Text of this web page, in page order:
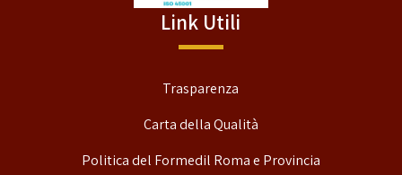
Link Utili
Trasparenza
Carta della Qualità
Politica del Formedil Roma e Provincia